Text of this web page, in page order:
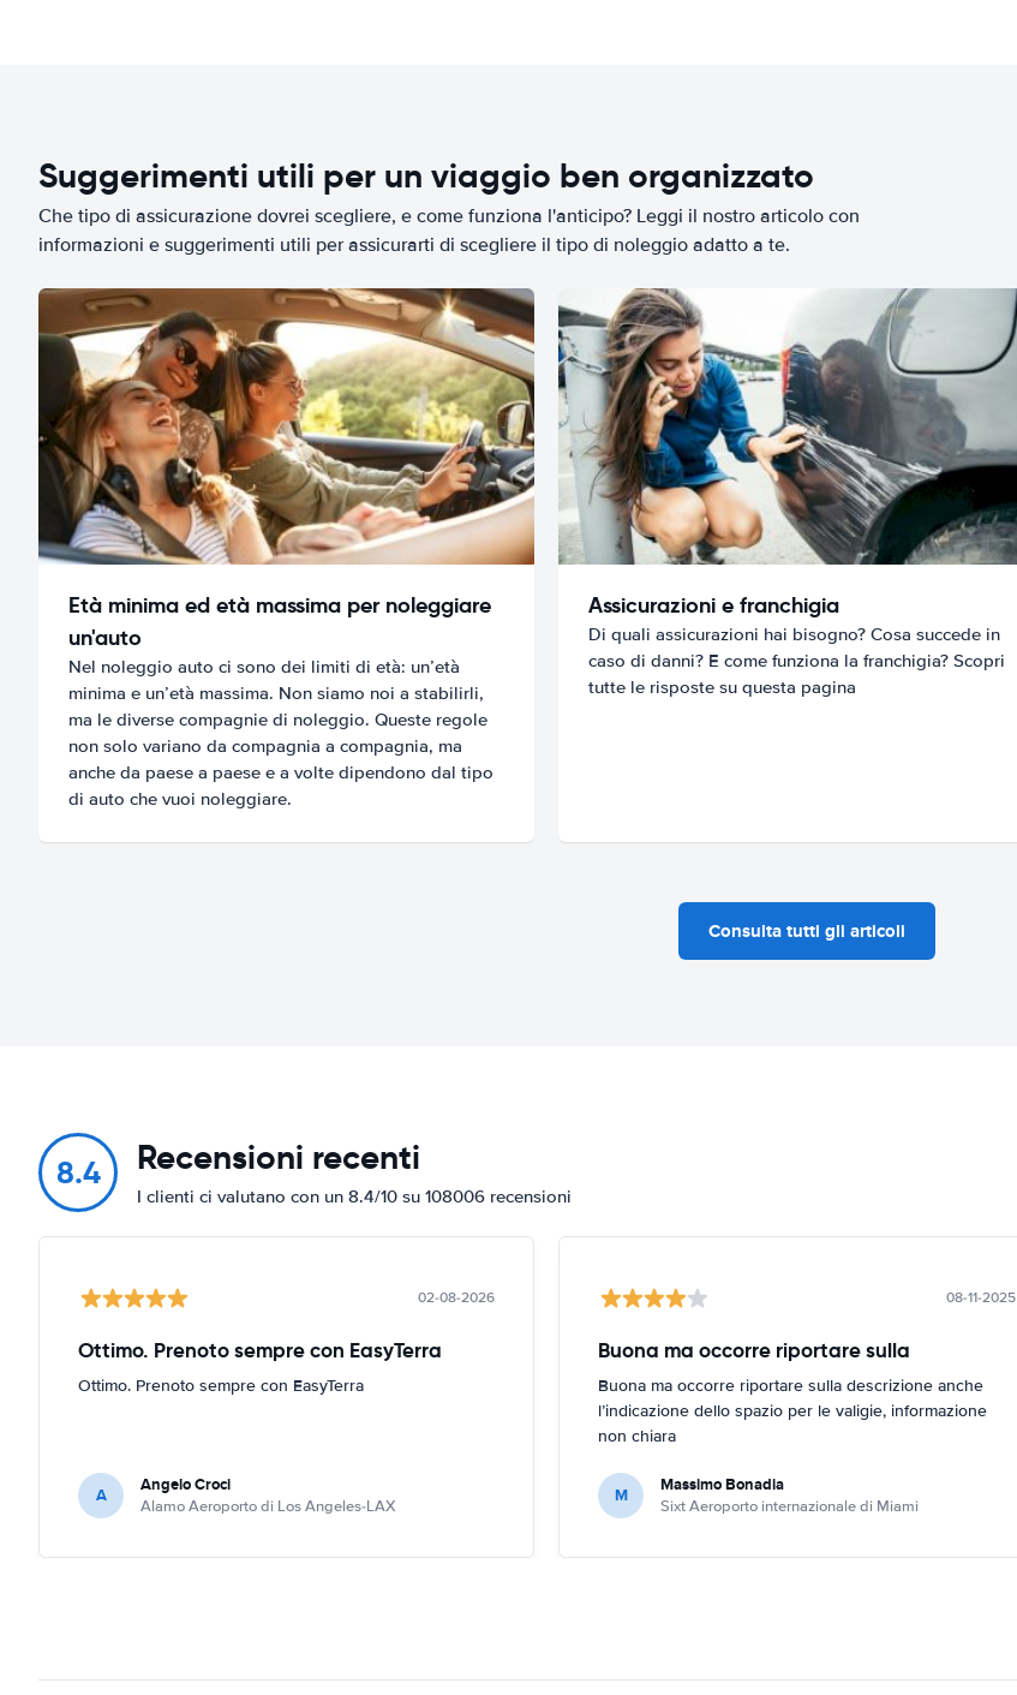
Suggerimenti utili per un viaggio ben organizzato
Che tipo di assicurazione dovrei scegliere, e come funziona l'anticipo? Leggi il nostro articolo con
informazioni e suggerimenti utili per assicurarti di scegliere il tipo di noleggio adatto a te.
Età minima ed età massima per noleggiare
un'auto
Nel noleggio auto ci sono dei limiti di età: un’età
minima e un’età massima. Non siamo noi a stabilirli,
ma le diverse compagnie di noleggio. Queste regole
non solo variano da compagnia a compagnia, ma
anche da paese a paese e a volte dipendono dal tipo
di auto che vuoi noleggiare.
Assicurazioni e franchigia
Di quali assicurazioni hai bisogno? Cosa succede in
caso di danni? E come funziona la franchigia? Scopri
tutte le risposte su questa pagina
Consulta tutti gli articoli
8.4 Recensioni recenti
I clienti ci valutano con un 8.4/10 su 108006 recensioni
02-08-2026
Ottimo. Prenoto sempre con EasyTerra
Ottimo. Prenoto sempre con EasyTerra
A Angelo Croci
Alamo Aeroporto di Los Angeles-LAX
08-11-2025
Buona ma occorre riportare sulla
Buona ma occorre riportare sulla descrizione anche
l’indicazione dello spazio per le valigie, informazione
non chiara
M Massimo Bonadia
Sixt Aeroporto internazionale di Miami